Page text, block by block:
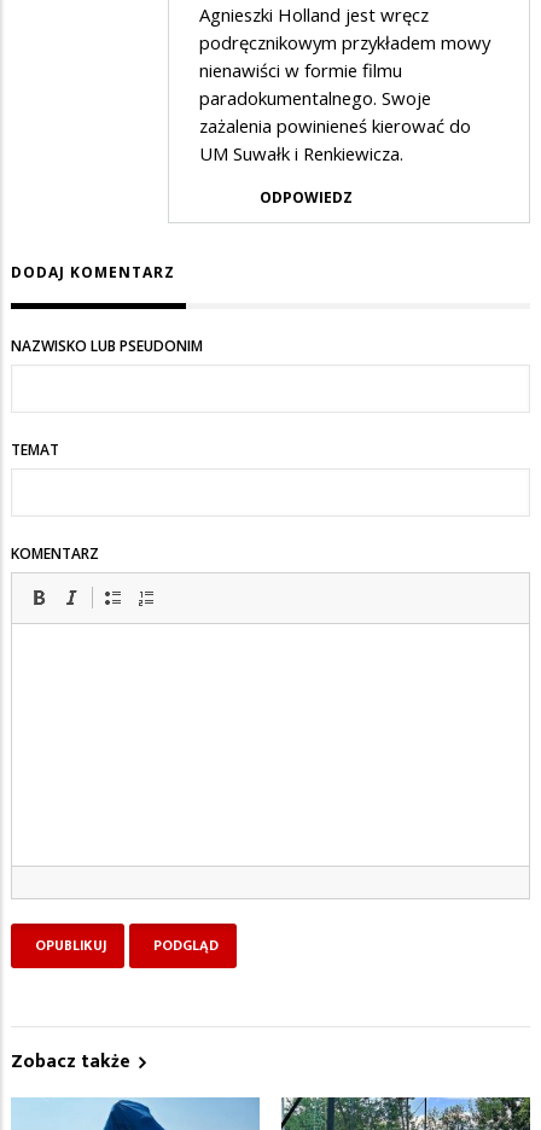
Agnieszki Holland jest wręcz
podręcznikowym przykładem mowy
nienawiści w formie filmu
paradokumentalnego. Swoje
zażalenia powinieneś kierować do
UM Suwałk i Renkiewicza.
ODPOWIEDZ
DODAJ KOMENTARZ
NAZWISKO LUB PSEUDONIM
TEMAT
KOMENTARZ
Zobacz także